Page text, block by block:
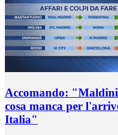
Accomando:
cosa manca per
Italia"